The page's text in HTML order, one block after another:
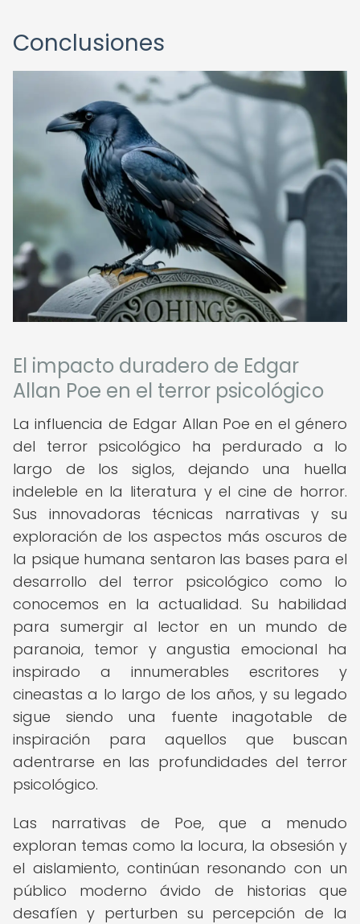
Conclusiones
El impacto duradero de Edgar
Allan Poe en el terror psicológico
La influencia de Edgar Allan Poe en el género
del terror psicológico ha perdurado a lo
largo de los siglos, dejando una huella
indeleble en la literatura y el cine de horror.
Sus innovadoras técnicas narrativas y su
exploración de los aspectos más oscuros de
la psique humana sentaron las bases para el
desarrollo del terror psicológico como lo
conocemos en la actualidad. Su habilidad
para sumergir al lector en un mundo de
paranoia, temor y angustia emocional ha
inspirado a innumerables escritores y
cineastas a lo largo de los años, y su legado
sigue siendo una fuente inagotable de
inspiración para aquellos que buscan
adentrarse en las profundidades del terror
psicológico.
Las narrativas de Poe, que a menudo
exploran temas como la locura, la obsesión y
el aislamiento, continúan resonando con un
público moderno ávido de historias que
desafíen y perturben su percepción de la